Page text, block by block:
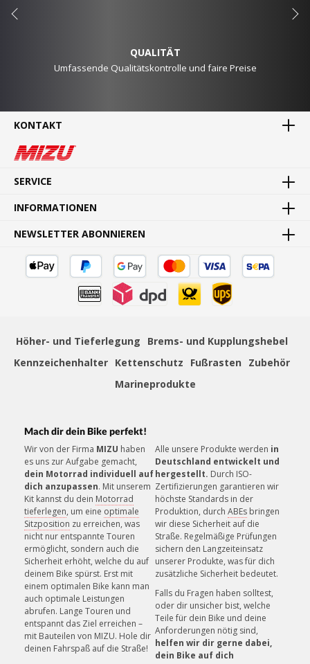
Montageanleitung (PDF)
QUALITÄT
Umfassende Qualitätskontrolle und faire Preise
SCHNELLE LIEFERUNG
Schnelle und bequeme Lieferung von Tür zu Tür
ZAHLUNGSSICHERHEIT
Mehrere sichere Zahlungsmethoden
KUNDENSERVICE
Unsere Mitarbeiter helfen gerne!
KONTAKT
SERVICE
INFORMATIONEN
NEWSLETTER ABONNIEREN
Höher- und Tieferlegung
Brems- und Kupplungshebel
Kennzeichenhalter
Kettenschutz Fußrasten
Zubehör
Marineprodukte
Mach dir dein Bike perfekt!
Wir von der Firma MIZU haben
es uns zur Aufgabe gemacht,
dein Motorrad individuell auf
dich anzupassen. Mit unserem
Kit kannst du dein Motorrad
tieferlegen, um eine optimale
Sitzposition zu erreichen, was
nicht nur entspannte Touren
ermöglicht, sondern auch die
Sicherheit erhöht, welche du auf
deinem Bike spürst. Erst mit
einem optimalen Bike kann man
auch optimale Leistungen
abrufen. Lange Touren und
entspannt das Ziel erreichen –
mit Bauteilen von MIZU. Hole dir
deinen Fahrspaß auf die Straße!
Alle unsere Produkte werden in
Deutschland entwickelt und
hergestellt. Durch ISO-
Zertifizierungen garantieren wir
höchste Standards in der
Produktion, durch ABEs bringen
wir diese Sicherheit auf die
Straße. Regelmäßige Prüfungen
sichern den Langzeiteinsatz
unserer Produkte, was für dich
zusätzliche Sicherheit bedeutet.
Falls du Fragen haben solltest,
oder dir unsicher bist, welche
Teile für dein Bike und deine
Anforderungen nötig sind,
helfen wir dir gerne dabei,
dein Bike auf dich